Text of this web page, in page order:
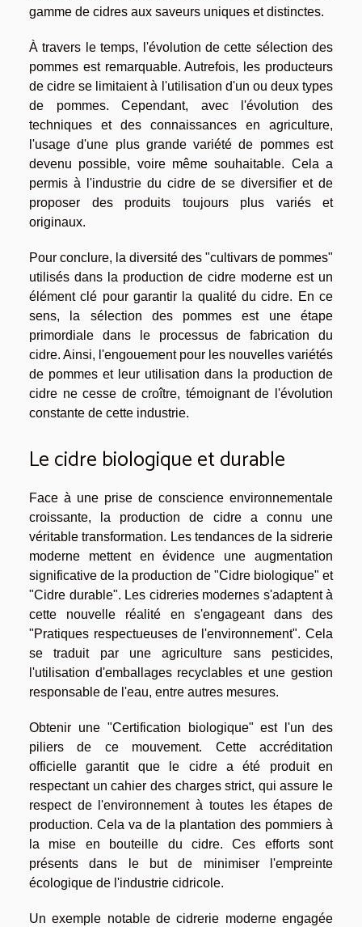
gamme de cidres aux saveurs uniques et distinctes.
À travers le temps, l'évolution de cette sélection des
pommes est remarquable. Autrefois, les producteurs
de cidre se limitaient à l'utilisation d'un ou deux types
de pommes. Cependant, avec l'évolution des
techniques et des connaissances en agriculture,
l'usage d'une plus grande variété de pommes est
devenu possible, voire même souhaitable. Cela a
permis à l'industrie du cidre de se diversifier et de
proposer des produits toujours plus variés et
originaux.
Pour conclure, la diversité des "cultivars de pommes"
utilisés dans la production de cidre moderne est un
élément clé pour garantir la qualité du cidre. En ce
sens, la sélection des pommes est une étape
primordiale dans le processus de fabrication du
cidre. Ainsi, l'engouement pour les nouvelles variétés
de pommes et leur utilisation dans la production de
cidre ne cesse de croître, témoignant de l'évolution
constante de cette industrie.
Le cidre biologique et durable
Face à une prise de conscience environnementale
croissante, la production de cidre a connu une
véritable transformation. Les tendances de la sidrerie
moderne mettent en évidence une augmentation
significative de la production de "Cidre biologique" et
"Cidre durable". Les cidreries modernes s'adaptent à
cette nouvelle réalité en s'engageant dans des
"Pratiques respectueuses de l'environnement". Cela
se traduit par une agriculture sans pesticides,
l'utilisation d'emballages recyclables et une gestion
responsable de l'eau, entre autres mesures.
Obtenir une "Certification biologique" est l'un des
piliers de ce mouvement. Cette accréditation
officielle garantit que le cidre a été produit en
respectant un cahier des charges strict, qui assure le
respect de l'environnement à toutes les étapes de
production. Cela va de la plantation des pommiers à
la mise en bouteille du cidre. Ces efforts sont
présents dans le but de minimiser l'empreinte
écologique de l'industrie cidricole.
Un exemple notable de cidrerie moderne engagée